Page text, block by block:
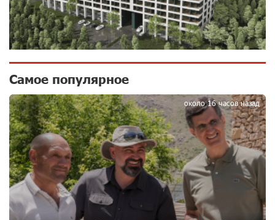
14 дней назад
Новые финансовые навыки на «Давидбекских
14 дней назад
Кругом война. А вас вводят в заблуждение. Аршак
Карапетян
16 дней назад
Центр продаж и обслуживания Ucom в Егварде
возобновил работу по новому адресу — ул.
Ереванян, 3/47
Самое популярное
около 16 часов назад
1